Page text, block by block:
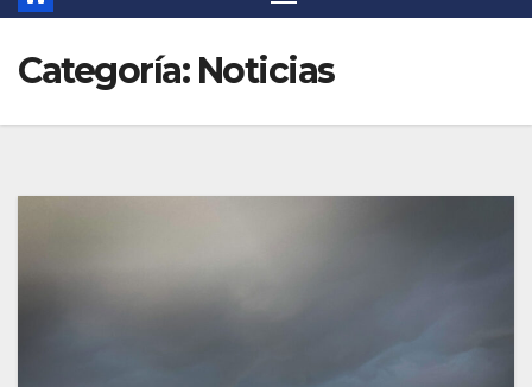
Categoría: Noticias